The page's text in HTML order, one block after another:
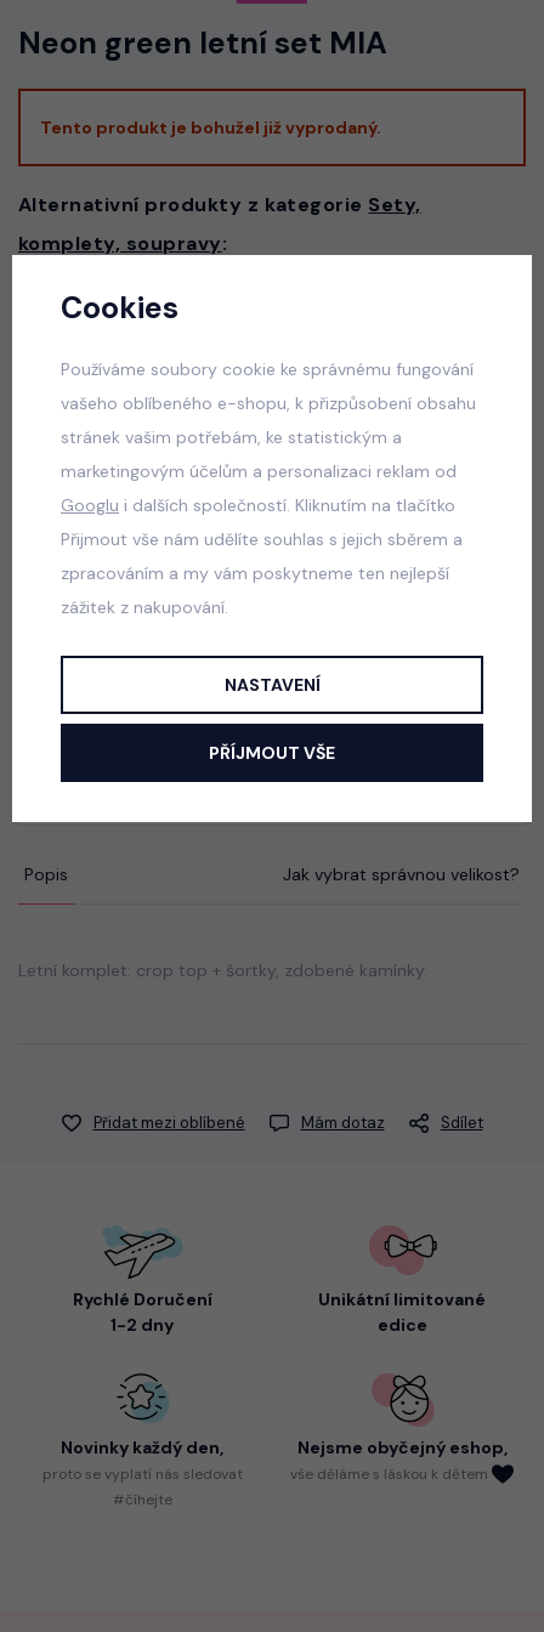
Neon green letní set MIA
Tento produkt je bohužel již vyprodaný.
Alternativní produkty z kategorie Sety,
komplety, soupravy:
skladem
50 Kč
Graphite streetwear souprava
Squishy dumpling soft velur souprava černá
Popis Jak vybrat správnou velikost?
Letní komplet: crop top + šortky, zdobené kamínky.
Přidat mezi oblíbené Mám dotaz Sdílet
Rychlé Doručení
1-2 dny
Unikátní limitované
edice
Novinky každý den,
protose vyplatí nás sledovat
#číhejte
Nejsme obyčejný eshop,
vše děláme s láskou k dětem
Cookies
Používáme soubory cookie ke správnému fungování
vašeho oblíbeného e-shopu, k přizpůsobení obsahu
stránek vašim potřebám, ke statistickým a
marketingovým účelům a personalizaci reklam od
Googlu i dalších společností. Kliknutím na tlačítko
Přijmout vše nám udělíte souhlas s jejich sběrem a
zpracováním a my vám poskytneme ten nejlepší
zážitek z nakupování.
NASTAVENÍ
PŘÍJMOUT VŠE